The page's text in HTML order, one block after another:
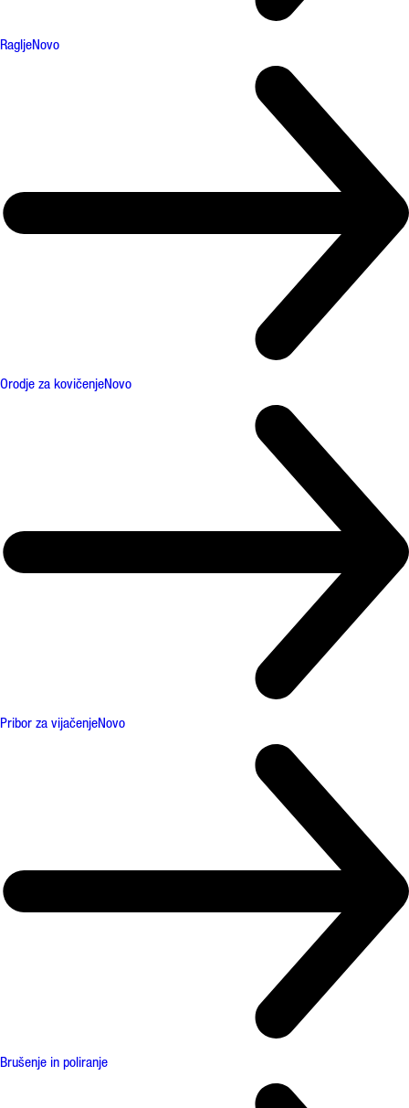
RagljeNovo
Orodje za kovičenjeNovo
Pribor za vijačenjeNovo
Brušenje in poliranje